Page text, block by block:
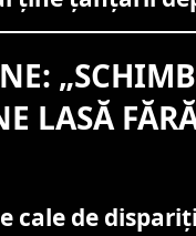
LASĂ
cale de